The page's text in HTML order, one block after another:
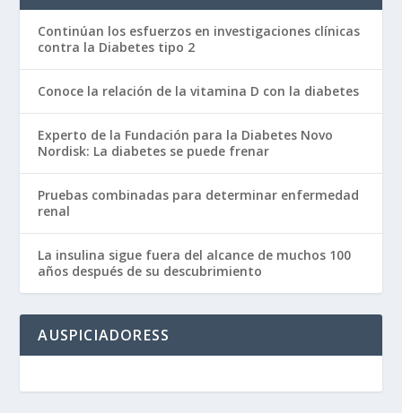
Continúan los esfuerzos en investigaciones clínicas
contra la Diabetes tipo 2
Conoce la relación de la vitamina D con la diabetes
Experto de la Fundación para la Diabetes Novo
Nordisk: La diabetes se puede frenar
Pruebas combinadas para determinar enfermedad
renal
La insulina sigue fuera del alcance de muchos 100
años después de su descubrimiento
AUSPICIADORESS